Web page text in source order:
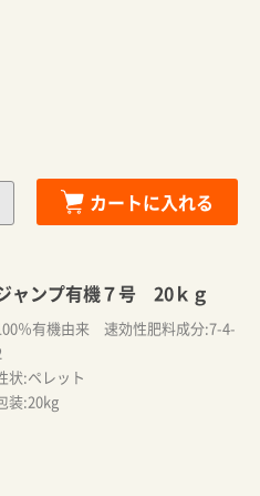
カートに入れる
ャンプ有機７号 20ｋｇ
％有機由来 速効性肥料成分:7-4-
状:ペレット
装:20kg